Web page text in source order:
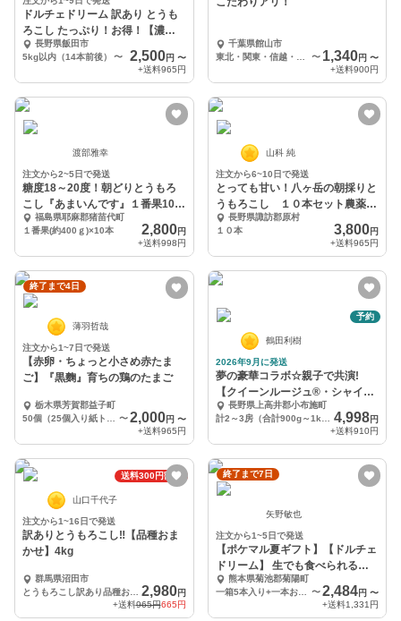
ドルチェドリーム 訳あり とうも
ろこし たっぷり！お得！【濃厚
甘々 人気品種】
長野県飯田市
5kg以内（14本前後）
〜 2,500円 〜
+送料965円
千葉県館山市
〜 1,340円 〜
+送料900円
渡部雅幸
注文から2~5日で発送
糖度18～20度！朝どりとうもろ
こし『あまいんです』１番果10本
（4Kg）
福島県耶麻郡猪苗代町
１番果(約400ｇ)×10本
2,800円
+送料998円
山科 純
注文から6~10日で発送
とっても甘い！八ヶ岳の朝採りと
うもろこし １０本セット農薬不
使用長野県諏訪郡原村
１０本
3,800円
+送料965円
終了まで4日
薄羽哲哉
注文から1~7日で発送
【赤卵・ちょっと小さめ赤たま
ご】『黒麴』育ちの鶏のたまご
栃木県芳賀郡益子町
〜 2,000円 〜
+送料965円
予約
鶴田利樹
2026年9月に発送
夢の豪華コラボ☆親子で共演!
【クイーンルージュ®・シャイン
マスカット】親子セット
長野県上高井郡小布施町
4,998円
+送料910円
送料300円割引
山口千代子
注文から1~16日で発送
訳ありとうもろこし‼️【品種おま
かせ】4kg
群馬県沼田市
2,980円
+送料965円665円
終了まで7日
矢野敏也
注文から1~5日で発送
【ポケマル夏ギフト】【ドルチェ
ドリーム】 生でも食べられると
うもろこし
熊本県菊池郡菊陽町
一箱5本入り+一本おまけ
〜2,484円 〜
+送料1,331円